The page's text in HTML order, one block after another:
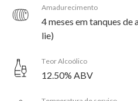
Amadurecimento
4 meses em tanques de
lie)
Teor Alcoólico
12.50% ABV